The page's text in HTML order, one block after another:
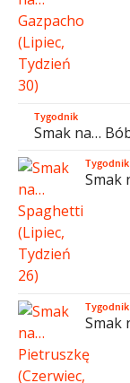
Tygodnik
Smak na…
Tygodnik
Smak
Tygodnik
Smak